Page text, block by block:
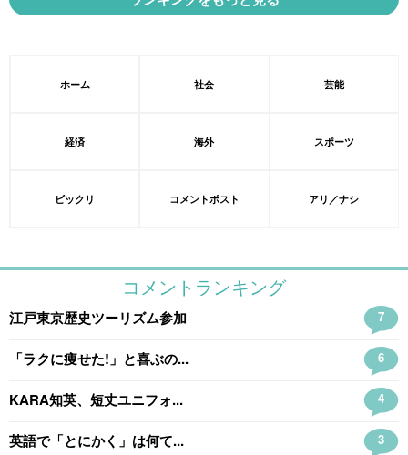
ホーム 社会 芸能
経済 海外 スポーツ
ビックリ コメントポスト アリ／ナシ